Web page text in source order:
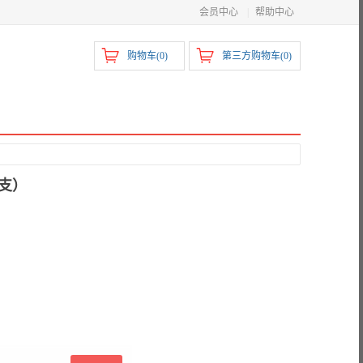
会员中心 帮助中心
第三方购物车(0)
购物车(0)
）